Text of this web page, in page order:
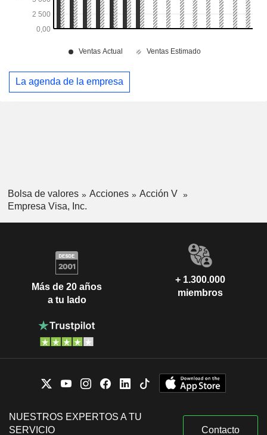
La agenda de la empresa
Bolsa de valores Acciones
Acción V
Empresa Visa, Inc.
Más de 20 años
a tu lado
+ 1.300.000
miembros
NUESTROS EXPERTOS A TU
SERVICIO
Contacto